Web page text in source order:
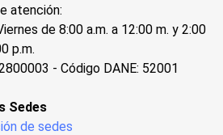
atención:
de 8:00 a.m. a 12:00 m. y 2:00
p.m.
- Código DANE: 52001
Sedes
de sedes